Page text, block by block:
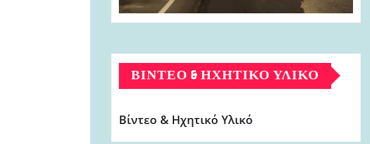
ΒΊΝΤΕΟ & ΗΧΗΤΙΚΌ ΥΛΙΚΌ
Βίντεο & Ηχητικό Υλικό